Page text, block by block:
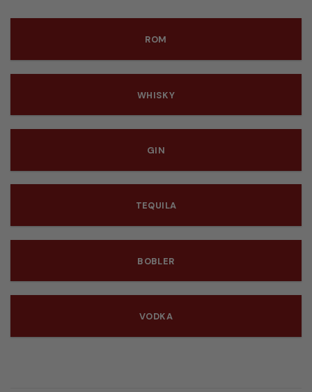
ROM
WHISKY
GIN
TEQUILA
BOBLER
VODKA